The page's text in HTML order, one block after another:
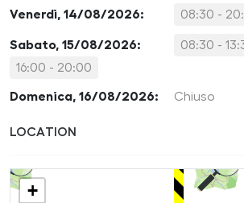
Venerdì, 14/08/2026: 08:30 -
Sabato, 15/08/2026:
08:30 -
16:00 - 20:00
Domenica, 16/08/2026: Chiuso
LOCATION
+